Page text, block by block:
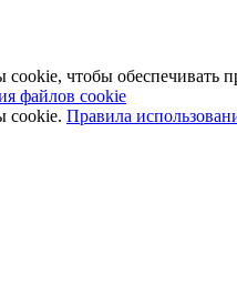
чтобы обеспечивать
файлов cookie
cookie. Правила